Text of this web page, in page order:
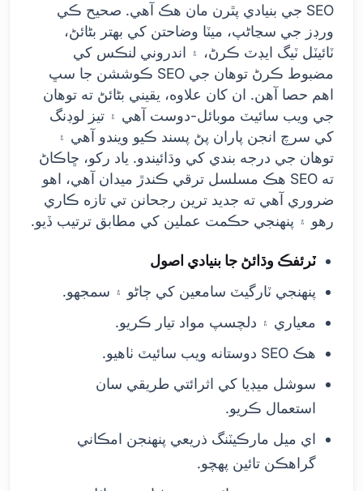
SEO جي بنيادي پٿرن مان هڪ آهي. صحيح ڪي
ورڊز جي سڃاڻپ، ميٽا وضاحتن کي بهتر بڻائڻ،
ٽائيٽل ٽيگ ايڊٽ ڪرڻ، ۽ اندروني لنڪس کي
مضبوط ڪرڻ توهان جي SEO ڪوششن جا سڀ
اهم حصا آهن. ان کان علاوه، يقيني بڻائڻ ته توهان
جي ويب سائيٽ موبائل-دوست آهي ۽ تيز لوڊنگ
کي سرچ انجن پاران پڻ پسند ڪيو ويندو آهي ۽
توهان جي درجه بندي کي وڌائيندو. ياد رکو، ڇاڪاڻ
ته SEO هڪ مسلسل ترقي ڪندڙ ميدان آهي، اهو
ضروري آهي ته جديد ترين رجحانن تي تازه ڪاري
رهو ۽ پنهنجي حڪمت عملين کي مطابق ترتيب ڏيو.
ٽرئفڪ وڌائڻ جا بنيادي اصول
پنهنجي ٽارگيٽ سامعين کي ڄاڻو ۽ سمجهو.
معياري ۽ دلچسپ مواد تيار ڪريو.
هڪ SEO دوستانه ويب سائيٽ ٺاهيو.
سوشل ميڊيا کي اثرائتي طريقي سان
استعمال ڪريو.
اي ميل مارڪيٽنگ ذريعي پنهنجن امڪاني
گراهڪن تائين پهچو.